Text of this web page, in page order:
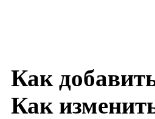
Как
Как